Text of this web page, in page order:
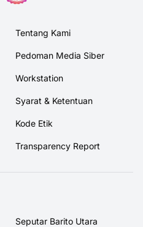
Tentang Kami
Pedoman Media Siber
Workstation
Syarat & Ketentuan
Kode Etik
Transparency Report
Seputar Barito Utara